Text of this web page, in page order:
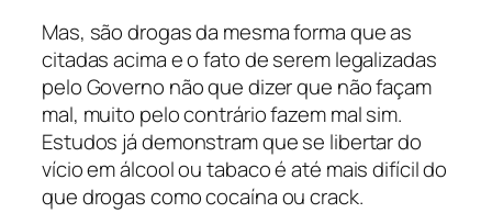
Mas, são drogas da mesma forma que as
citadas acima e o fato de serem legalizadas
pelo Governo não que dizer que não façam
mal, muito pelo contrário fazem mal sim.
Estudos já demonstram que se libertar do
vício em álcool ou tabaco é até mais difícil do
que drogas como cocaína ou crack.